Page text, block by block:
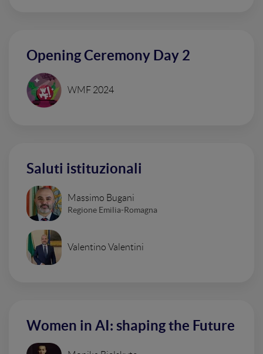
Opening Ceremony Day 2
WMF 2024
Saluti istituzionali
Massimo Bugani
Regione Emilia-Romagna
Valentino Valentini
Women in AI: shaping the Future